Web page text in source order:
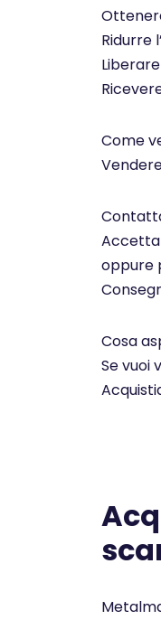
Ridurre
Come
Accetta
oppure
Cosa
Se vuoi